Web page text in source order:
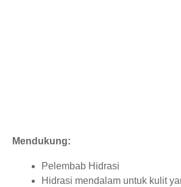
Mendukung:
Pelembab Hidrasi
Hidrasi mendalam untuk kulit